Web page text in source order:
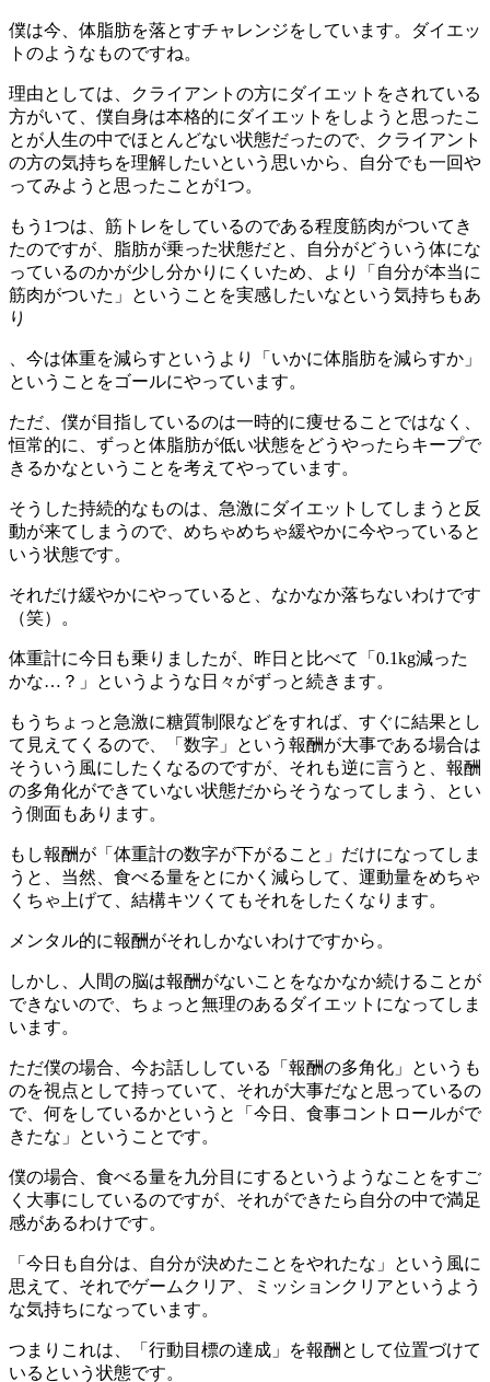
僕は今、体脂肪を落とすチャレンジをしています。ダイエッ
トのようなものですね。
理由としては、クライアントの方にダイエットをされている
方がいて、僕自身は本格的にダイエットをしようと思ったこ
とが人生の中でほとんどない状態だったので、クライアント
の方の気持ちを理解したいという思いから、自分でも一回や
ってみようと思ったことが1つ。
もう1つは、筋トレをしているのである程度筋肉がついてき
たのですが、脂肪が乗った状態だと、自分がどういう体にな
っているのかが少し分かりにくいため、より「自分が本当に
筋肉がついた」ということを実感したいなという気持ちもあ
り
、今は体重を減らすというより「いかに体脂肪を減らすか」
ということをゴールにやっています。
ただ、僕が目指しているのは一時的に痩せることではなく、
恒常的に、ずっと体脂肪が低い状態をどうやったらキープで
きるかなということを考えてやっています。
そうした持続的なものは、急激にダイエットしてしまうと反
動が来てしまうので、めちゃめちゃ緩やかに今やっていると
いう状態です。
それだけ緩やかにやっていると、なかなか落ちないわけです
（笑）。
体重計に今日も乗りましたが、昨日と比べて「0.1kg減った
かな…？」というような日々がずっと続きます。
もうちょっと急激に糖質制限などをすれば、すぐに結果とし
て見えてくるので、「数字」という報酬が大事である場合は
そういう風にしたくなるのですが、それも逆に言うと、報酬
の多角化ができていない状態だからそうなってしまう、とい
う側面もあります。
もし報酬が「体重計の数字が下がること」だけになってしま
うと、当然、食べる量をとにかく減らして、運動量をめちゃ
くちゃ上げて、結構キツくてもそれをしたくなります。
メンタル的に報酬がそれしかないわけですから。
しかし、人間の脳は報酬がないことをなかなか続けることが
できないので、ちょっと無理のあるダイエットになってしま
います。
ただ僕の場合、今お話ししている「報酬の多角化」というも
のを視点として持っていて、それが大事だなと思っているの
で、何をしているかというと「今日、食事コントロールがで
きたな」ということです。
僕の場合、食べる量を九分目にするというようなことをすご
く大事にしているのですが、それができたら自分の中で満足
感があるわけです。
「今日も自分は、自分が決めたことをやれたな」という風に
思えて、それでゲームクリア、ミッションクリアというよう
な気持ちになっています。
つまりこれは、「行動目標の達成」を報酬として位置づけて
いるという状態です。